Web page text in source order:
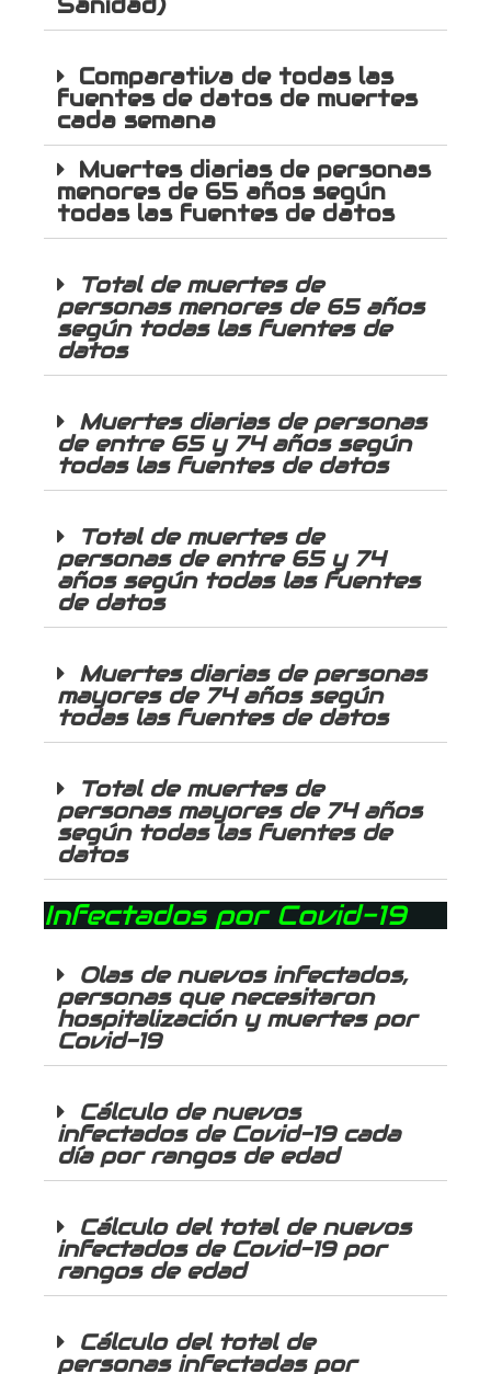
Sanidad)
Comparativa de todas las
fuentes de datos de muertes
cada semana
Muertes diarias de personas
menores de 65 años según
todas las fuentes de datos
Total de muertes de
personas menores de 65 años
según todas las fuentes de
datos
Muertes diarias de personas
de entre 65 y 74 años según
todas las fuentes de datos
Total de muertes de
personas de entre 65 y 74
años según todas las fuentes
de datos
Muertes diarias de personas
mayores de 74 años según
todas las fuentes de datos
Total de muertes de
personas mayores de 74 años
según todas las fuentes de
datos
Infectados por Covid-19
Olas de nuevos infectados,
personas que necesitaron
hospitalización y muertes por
Covid-19
Cálculo de nuevos
infectados de Covid-19 cada
día por rangos de edad
Cálculo del total de nuevos
infectados de Covid-19 por
rangos de edad
Cálculo del total de
personas infectadas por